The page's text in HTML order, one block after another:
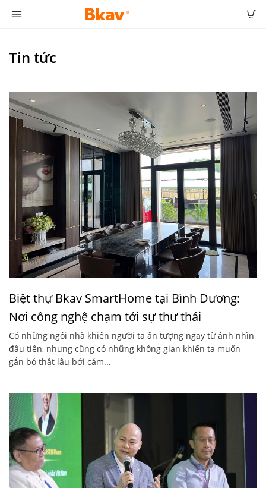
Tin tức
Biệt thự Bkav SmartHome tại Bình Dương:
Nơi công nghệ chạm tới sự thư thái
Có những ngôi nhà khiến người ta ấn tượng ngay từ ánh nhìn
đầu tiên, nhưng cũng có những không gian khiến ta muốn
gắn bó thật lâu bởi cảm...